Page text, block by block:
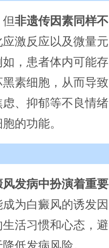
非遗传因素同样不
激反应以及微量元
，患者体内可能存
素细胞，从而导致
、抑郁等不良情绪
的功能。
发病中扮演着重要
为白癜风的诱发因
活习惯和心态，避